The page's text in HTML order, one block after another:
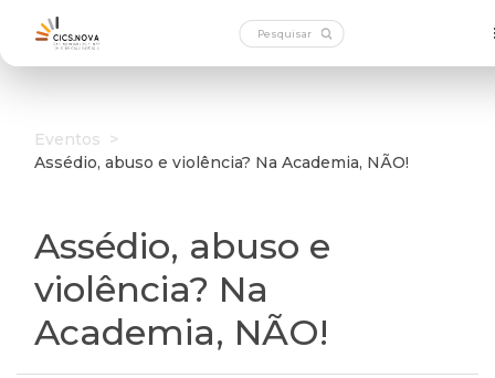
Eventos >
Assédio, abuso e violência? Na Academia, NÃO!
Assédio, abuso e
violência? Na
Academia, NÃO!